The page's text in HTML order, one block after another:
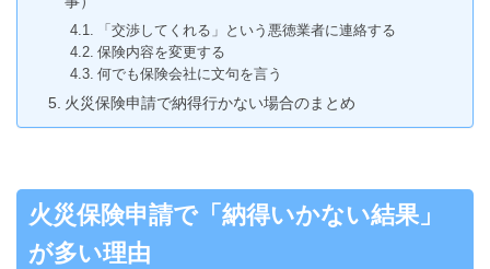
「交渉してくれる」という悪徳業者に連絡する
保険内容を変更する
何でも保険会社に文句を言う
火災保険申請で納得行かない場合のまとめ
火災保険申請で「納得いかない結果」
が多い理由